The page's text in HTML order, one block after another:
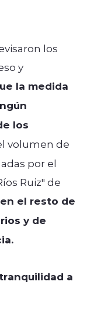
los
y
la medida
los
volumen de
por el
Ruiz" de
el resto de
y de
a